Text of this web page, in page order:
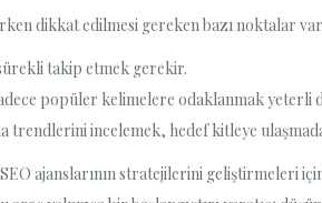
dikkat edilmesi gereken bazı noktalar
takip etmek gerekir.
popüler kelimelere odaklanmak yeterli
trendlerini incelemek, hedef kitleye
ajanslarının stratejilerini geliştirmeleri